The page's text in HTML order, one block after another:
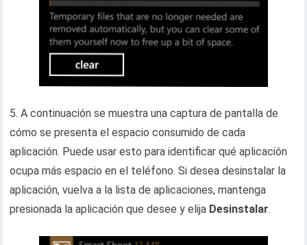
5. A continuación se muestra una captura de pantalla de
cómo se presenta el espacio consumido de cada
aplicación. Puede usar esto para identificar qué aplicación
ocupa más espacio en el teléfono. Si desea desinstalar la
aplicación, vuelva a la lista de aplicaciones, mantenga
presionada la aplicación que desee y elija Desinstalar.